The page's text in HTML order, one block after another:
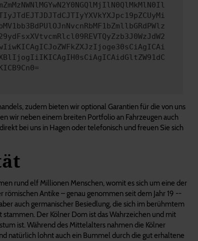
zudem bieten wir optional Garantien für die von uns
wir neben einem breiten Portfolio an Fahrzeugen auch
bei uns in Hagen oder telefonisch und freuen Sie sich
rund elf Millionen Menschen, womit es sich um eine der
Antike – genau genommen seit dem Jahr 19 --
auch germanischer Besiedlung, die sich im berühmtem
Der Kölner Dom ist das Wahrzeichen und mit
ist. Während des Mittelalters nahmen die Kölner
natürlich lohnt auch ein Bummel durch die gut erhaltene